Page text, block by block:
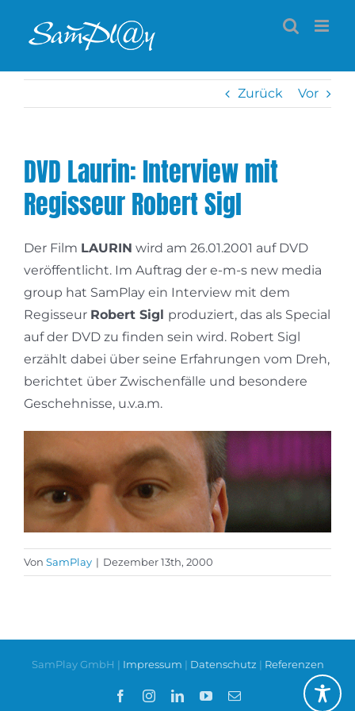
Inhalt
Zurück Vor
DVD Laurin: Interview mit
Regisseur Robert Sigl
Der Film LAURIN wird am 26.01.2001 auf DVD
veröffentlicht. Im Auftrag der e-m-s new media
group hat SamPlay ein Interview mit dem
Regisseur Robert Sigl produziert, das als Special
auf der DVD zu finden sein wird. Robert Sigl
erzählt dabei über seine Erfahrungen vom Dreh,
berichtet über Zwischenfälle und besondere
Geschehnisse, u.v.a.m.
Von SamPlay | Dezember 13th, 2000
SamPlay GmbH | Impressum | Datenschutz | Referenzen
FacebookInstagramLinkedInYouTube
E-